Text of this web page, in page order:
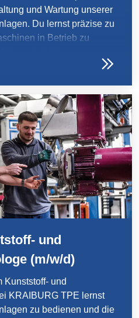
und Wartung unserer
Du lernst präzise zu
in Betrieb zu
Hier bist du nicht nur Teil
in unserer Produktion.
und
(m/w/d)
Kunststoff- und
KRAIBURG TPE lernst
zu bedienen und die